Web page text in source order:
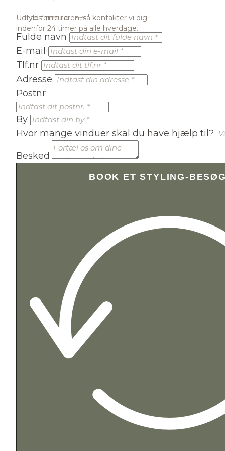
Læs mere
Udfyld formularen, så kontakter vi dig
indenfor 24 timer på alle hverdage.
Fulde navn
E-mail
Tlf.nr
Adresse
Postnr
By
Hvor mange vinduer skal du have hjælp til?
Besked
BOOK ET STYLING-